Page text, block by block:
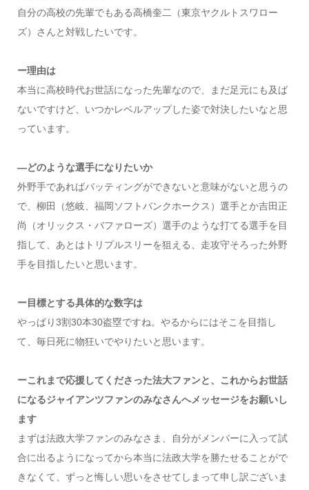
自分の高校の先輩でもある高橋奎二（東京ヤクルトスワロー
ズ）さんと対戦したいです。
ー理由は
本当に高校時代お世話になった先輩なので、まだ足元にも及ば
ないですけど、いつかレベルアップした姿で対決したいなと思
っています。
―どのような選手になりたいか
外野手であればバッティングができないと意味がないと思うの
で、柳田（悠岐、福岡ソフトバンクホークス）選手とか吉田正
尚（オリックス・バファローズ）選手のような打てる選手を目
指して、あとはトリプルスリーを狙える、走攻守そろった外野
手を目指したいと思います。
ー目標とする具体的な数字は
やっぱり3割30本30盗塁ですね。やるからにはそこを目指し
て、毎日死に物狂いでやりたいと思います。
ーこれまで応援してくださった法大ファンと、これからお世話
になるジャイアンツファンのみなさんへメッセージをお願いし
ます
まずは法政大学ファンのみなさま、自分がメンバーに入って試
合に出るようになってから本当に法政大学を勝たせることがで
きなくて、ずっと悔しい思いをさせてしまって申し訳ございま